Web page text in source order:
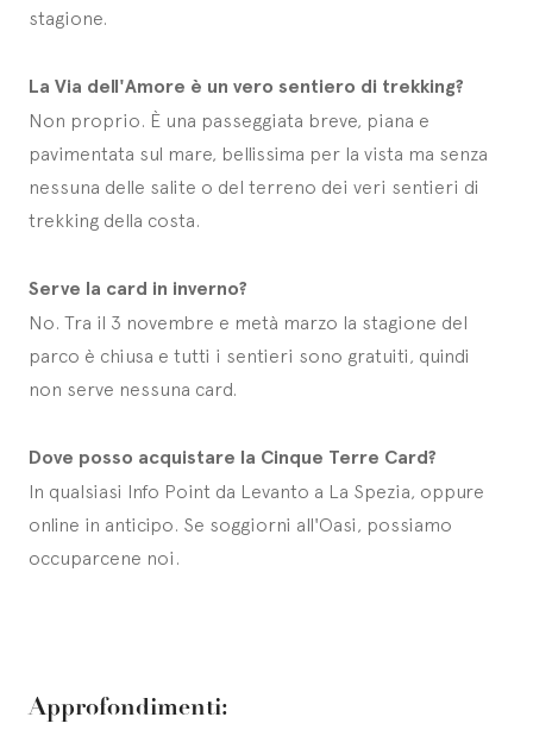
stagione.
La Via dell'Amore è un vero sentiero di trekking?
Non proprio. È una passeggiata breve, piana e
pavimentata sul mare, bellissima per la vista ma senza
nessuna delle salite o del terreno dei veri sentieri di
trekking della costa.
Serve la card in inverno?
No. Tra il 3 novembre e metà marzo la stagione del
parco è chiusa e tutti i sentieri sono gratuiti, quindi
non serve nessuna card.
Dove posso acquistare la Cinque Terre Card?
In qualsiasi Info Point da Levanto a La Spezia, oppure
online in anticipo. Se soggiorni all'Oasi, possiamo
occuparcene noi.
Approfondimenti: